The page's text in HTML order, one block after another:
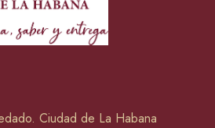
Ciudad de La Habana